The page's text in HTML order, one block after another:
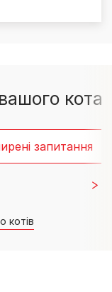
кота
запитання
котів